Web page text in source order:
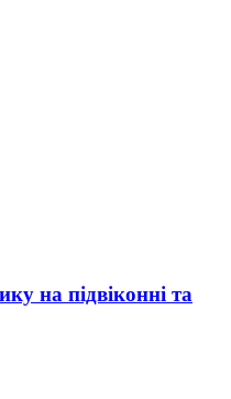
на підвіконні та